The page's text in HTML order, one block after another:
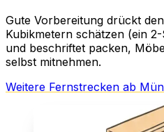
Gute Vorbereitung drückt
Kubikmetern schätzen (ein
und beschriftet packen,
selbst mitnehmen.
Weitere Fernstrecken ab